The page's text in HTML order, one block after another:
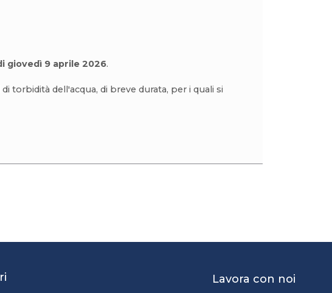
giovedì 9 aprile 2026.
torbidità dell'acqua, di breve durata, per i quali si
Lavora con noi